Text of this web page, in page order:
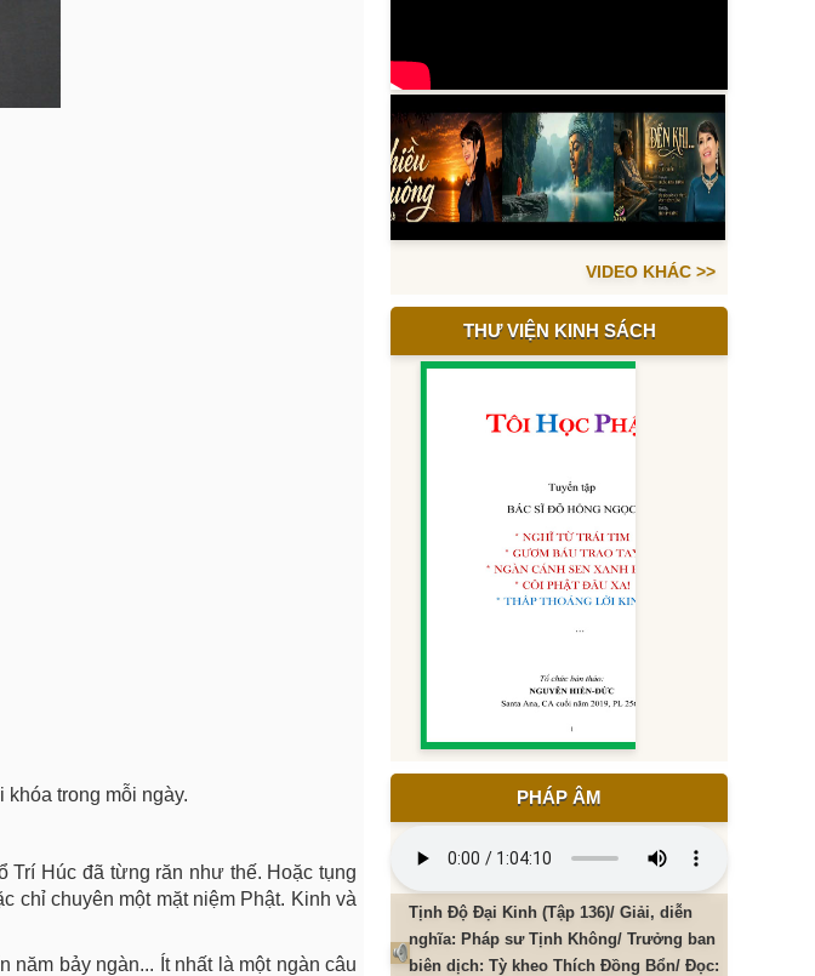
trong mỗi ngày.
Trí Húc đã từng răn như thế. Hoặc tụng
chỉ chuyên một mặt niệm Phật. Kinh và
năm bảy ngàn... Ít nhất là một ngàn câu
VIDEO KHÁC >>
THƯ VIỆN KINH SÁCH
PHÁP ÂM
Tịnh Độ Đại Kinh (Tập 136)/ Giải, diễn
nghĩa: Pháp sư Tịnh Không/ Trưởng ban
biên dịch: Tỳ kheo Thích Đồng Bổn/ Đọc: